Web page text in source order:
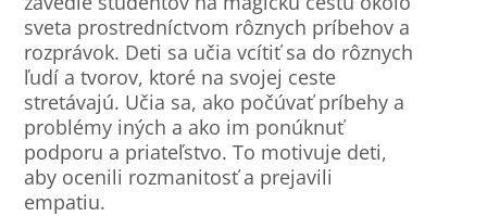
sveta prostredníctvom rôznych príbehov a
rozprávok. Deti sa učia vcítiť sa do rôznych
ľudí a tvorov, ktoré na svojej ceste
stretávajú. Učia sa, ako počúvať príbehy a
problémy iných a ako im ponúknuť
podporu a priateľstvo. To motivuje deti,
aby ocenili rozmanitosť a prejavili
empatiu.